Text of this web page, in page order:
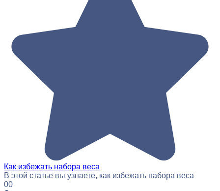
Как избежать набора веса
В этой статье вы узнаете, как избежать набора веса
00